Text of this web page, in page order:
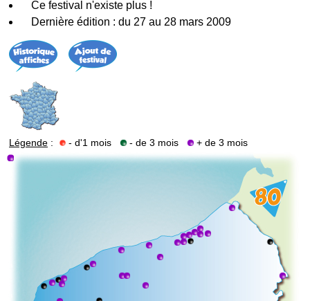
Ce festival n'existe plus !
Dernière édition : du 27 au 28 mars 2009
Légende : - d'1 mois - de 3 mois + de 3 mois